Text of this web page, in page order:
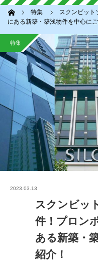
ホーム 特集
スクンビット
にある新築・築浅物件を中心にご
特集
2023.03.13
スクンビッ
件！プロン
ある新築・
紹介！